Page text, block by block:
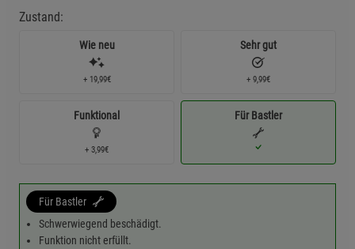
Zustand:
Wie neu
+ 19,99€
Sehr gut
+ 9,99€
Funktional
+ 3,99€
Für Bastler
Für Bastler
Schwerwiegend beschädigt.
Funktion nicht erfüllt.